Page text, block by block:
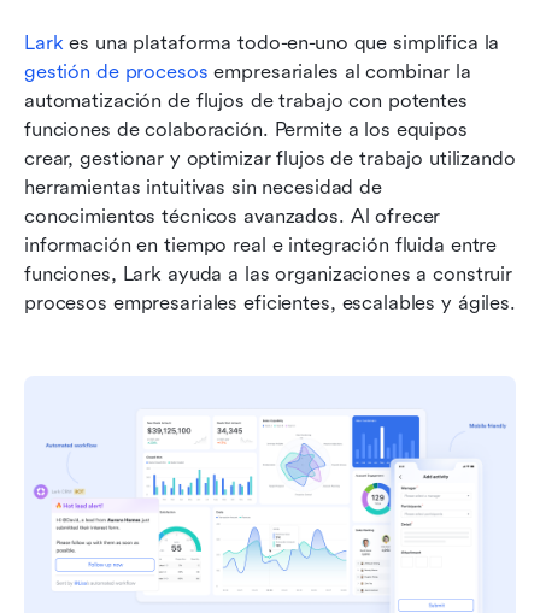
Lark
gestión de procesos empresariales al combinar la
automatización de flujos de trabajo con potentes
funciones de colaboración. Permite a los equipos
crear, gestionar y optimizar flujos de trabajo utilizando
herramientas intuitivas sin necesidad de
conocimientos técnicos avanzados. Al ofrecer
información en tiempo real e integración fluida entre
funciones, Lark ayuda a las organizaciones a construir
procesos empresariales eficientes, escalables y ágiles.